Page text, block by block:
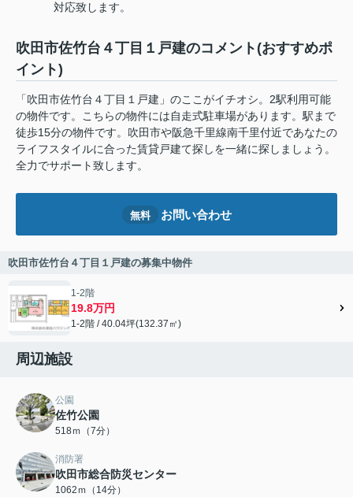
対応致します。
吹田市佐竹台４丁目１戸建のコメント(おすすめポ
イント)
「吹田市佐竹台４丁目１戸建」のここがイチオシ。2駅利用可能
の物件です。こちらの物件には自走式駐車場があります。駅まで
徒歩15分の物件です。吹田市や阪急千里線南千里付近であなたの
ライフスタイルに合った賃貸戸建て探しを一緒に探しましょう。
全力でサポート致します。
無料 お問い合わせ
吹田市佐竹台４丁目１戸建の募集中物件
1-2階
19.8万円
1-2階 / 40.04坪(132.37㎡)
周辺施設
公園
佐竹公園
518ｍ（7分）
消防署
吹田市総合防災センター
1062ｍ（14分）